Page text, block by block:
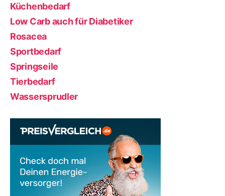
Küchenbedarf
Low Carb auch für Diabetiker
Rosacea
Sportbedarf
Springseile
Tierbedarf
Wassersprudler